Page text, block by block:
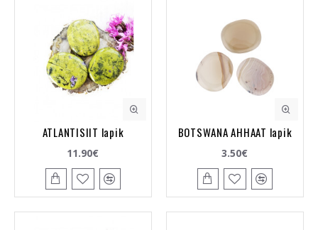
ATLANTISIIT lapik
11.90€
BOTSWANA AHHAAT lapik
3.50€